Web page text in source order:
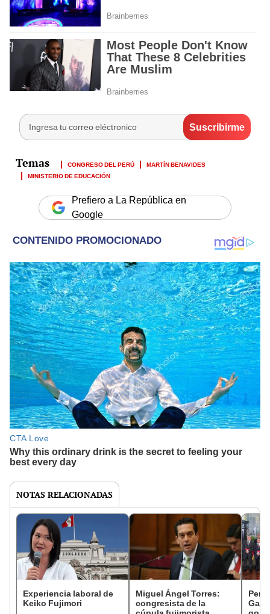
CONGRESO DEL PERÚ
MARTÍN BENAVIDES
MINISTERIO DE EDUCACIÓN
Prefiero a La República en
Google
NOTAS RELACIONADAS
Experiencia laboral de
Keiko Fujimori
Miguel Ángel Torres:
congresista de la